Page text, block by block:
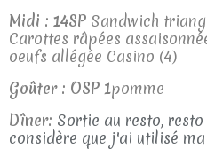
Midi : 14SP Sandwich
Carottes râpées
oeufs allégée Casino (4)
Goûter : OSP 1pomme
Dîner: Sortie au resto,
considère que j'ai utilisé